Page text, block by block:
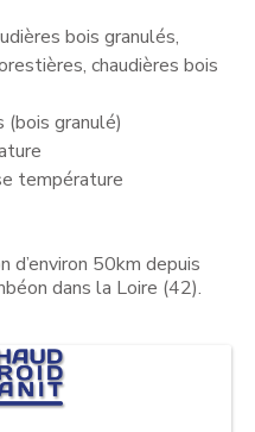
bois granulés,
chaudières bois
granulé)
température
d’environ 50km depuis
dans la Loire (42).